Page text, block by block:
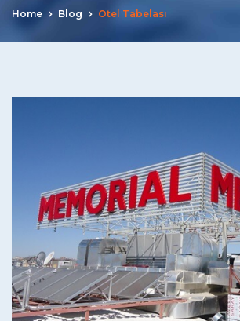
Home Blog Otel Tabelası